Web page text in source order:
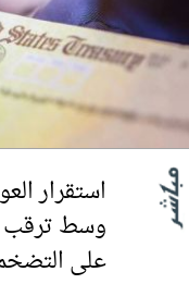
استقرار
وسط ترقب
على